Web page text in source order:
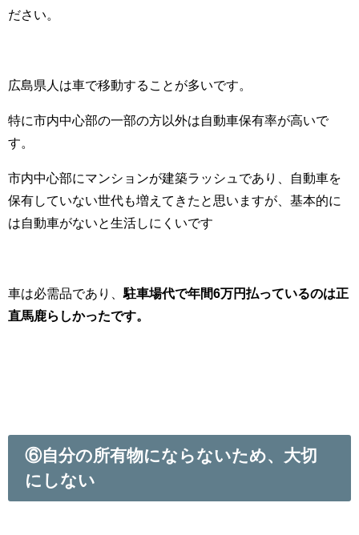
ださい。
広島県人は車で移動することが多いです。
特に市内中心部の一部の方以外は自動車保有率が高いで
す。
市内中心部にマンションが建築ラッシュであり、自動車を
保有していない世代も増えてきたと思いますが、基本的に
は自動車がないと生活しにくいです
車は必需品であり、 駐車場代で年間6万円払っているのは正
直馬鹿らしかったです。
⑥自分の所有物にならないため、大切
にしない